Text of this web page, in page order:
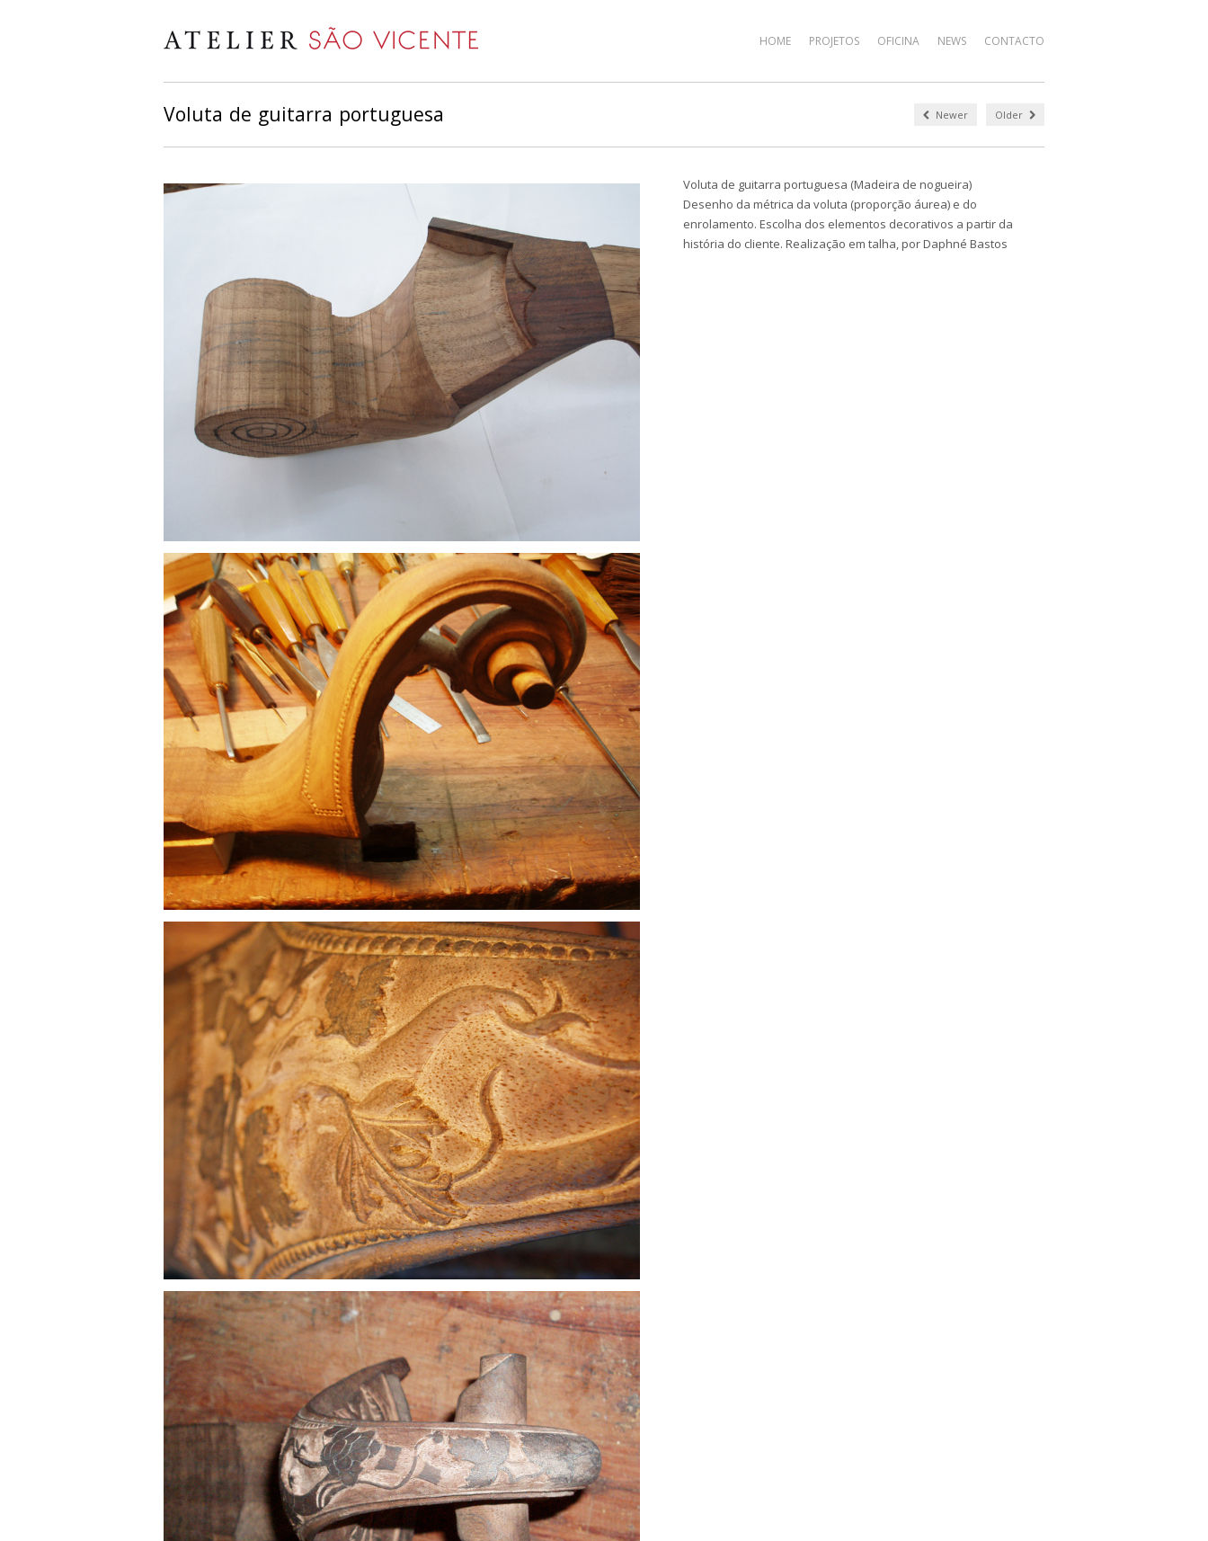
HOME PROJETOS OFICINA NEWS CONTACTO
Voluta de guitarra portuguesa Newer Older
Voluta de guitarra portuguesa (Madeira de nogueira)
Desenho da métrica da voluta (proporção áurea) e do
enrolamento. Escolha dos elementos decorativos a partir da
história do cliente. Realização em talha, por Daphné Bastos